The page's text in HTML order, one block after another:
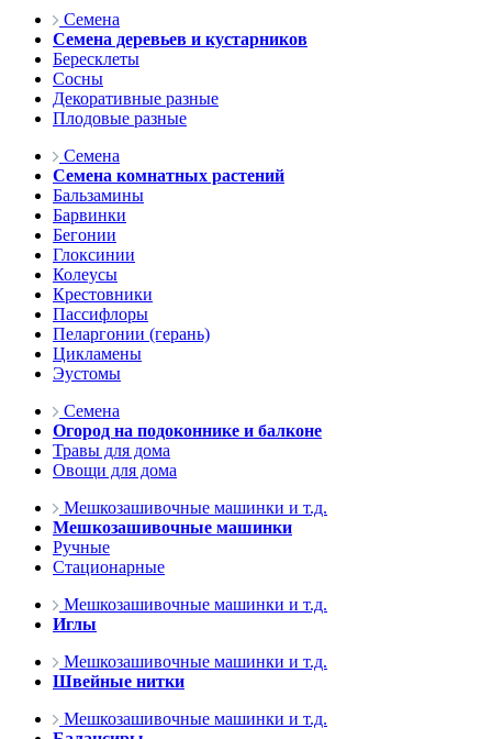
Семена
Семена деревьев и кустарников
Бересклеты
Сосны
Декоративные разные
Плодовые разные
Семена
Семена комнатных растений
Бальзамины
Барвинки
Бегонии
Глоксинии
Колеусы
Крестовники
Пассифлоры
Пеларгонии (герань)
Цикламены
Эустомы
Семена
Огород на подоконнике и балконе
Травы для дома
Овощи для дома
Мешкозашивочные машинки и т.д.
Мешкозашивочные машинки
Ручные
Стационарные
Мешкозашивочные машинки и т.д.
Иглы
Мешкозашивочные машинки и т.д.
Швейные нитки
Мешкозашивочные машинки и т.д.